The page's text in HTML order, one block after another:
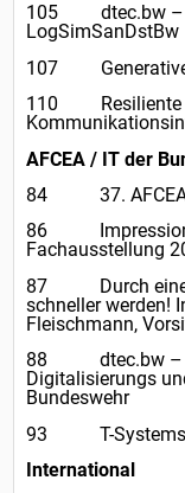
105 dtec.bw –
LogSimSanDstBw
107 Generative
110 Resiliente
AFCEA / IT der
84 37. AFCEA
86
Fachausstellung
87 Durch einen
schneller werden!
Fleischmann,
88 dtec.bw –
Digitalisierungs
Bundeswehr
93 T-Systems –
International